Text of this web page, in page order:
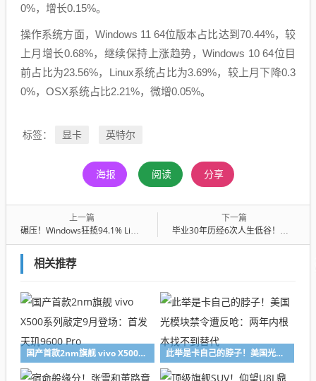
0%，增长0.15%。
操作系统方面，Windows 11 64位版本占比达到70.44%，较
上月增长0.68%，继续保持上涨趋势，Windows 10 64位目
前占比为23.56%，Linux系统占比为3.69%，较上月下降0.3
0%，OSX系统占比2.21%，微增0.05%。
标签： 显卡 英特尔
海报 阅读 分享
上一篇
碾压！Windows狂揽94.1% Linux仅剩3.69%
下一篇
毕业30年历经6次人生低谷！李斌现身北大毕业典礼鼓励学弟学妹：唯有向内求索才能找到出路
相关推荐
国产首款2nm旗舰 vivo X500系列敲定9月登场：首发天玑9600 Pro 此举是卡自己的脖子！美国光模块禁令遭反呛：两年内根本找不到替代